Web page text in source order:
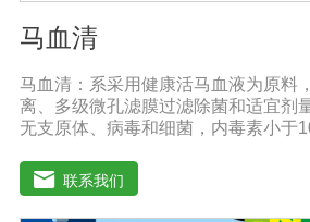
马血清
马血清：系采用健康活马血液为原料
离、多级微孔滤膜过滤除菌和适宜剂
无支原体、病毒和细菌，内毒素小于
典》2020版质量标准。规格：500ml/
存：-15℃―-20℃有效期：5年注意事
步解冻法（ -20℃→2-8℃→ 室温），
联系我们